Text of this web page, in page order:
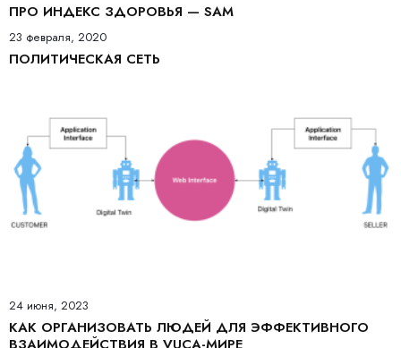
ПРО ИНДЕКС ЗДОРОВЬЯ — SAM
23 февраля, 2020
ПОЛИТИЧЕСКАЯ СЕТЬ
24 июня, 2023
КАК ОРГАНИЗОВАТЬ ЛЮДЕЙ ДЛЯ ЭФФЕКТИВНОГО